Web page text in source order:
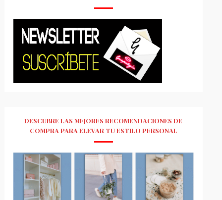
DESCUBRE LAS MEJORES RECOMENDACIONES DE
COMPRA PARA ELEVAR TU ESTILO PERSONAL